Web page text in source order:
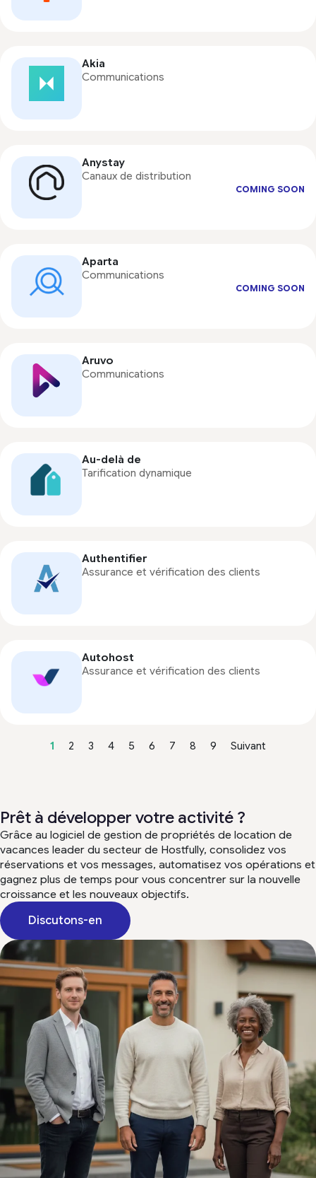
Akia
Communications
Anystay
Canaux de distribution
COMING SOON
Aparta
Communications
COMING SOON
Aruvo
Communications
Au-delà de
Tarification dynamique
Authentifier
Assurance et vérification des clients
Autohost
Assurance et vérification des clients
1 2 3 4 5 6 7 8 9 Suivant
Prêt à développer votre activité ?
Grâce au logiciel de gestion de propriétés de location de
vacances leader du secteur de Hostfully, consolidez vos
réservations et vos messages, automatisez vos opérations et
gagnez plus de temps pour vous concentrer sur la nouvelle
croissance et les nouveaux objectifs.
Discutons-en